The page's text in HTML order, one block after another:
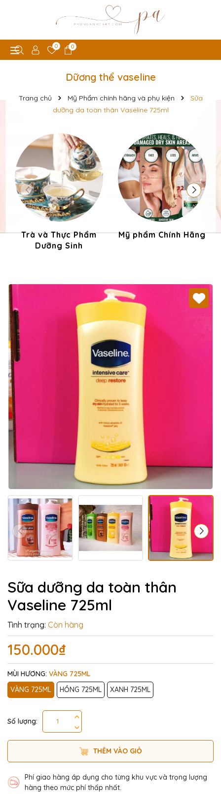
0 0
Dữơng thể vaseline
Trang chủ Mỹ Phẩm chính hãng và phụ kiện
Sữa
dưỡng da toàn thân Vaseline 725ml
Trà và Thực Phẩm
Dưỡng Sinh
Mỹ phẩm Chính Hãng
Sữa dưỡng da toàn thân
Vaseline 725ml
Tình trạng: Còn hàng
150.000₫
MÙI HƯƠNG: VÀNG 725ML
VÀNG 725ML
HỒNG 725ML XANH 725ML
Số lượng:
THÊM VÀO GIỎ
Phí giao hàng áp dụng cho từng khu vực và trọng lượng
hàng theo mức phí thấp nhất.